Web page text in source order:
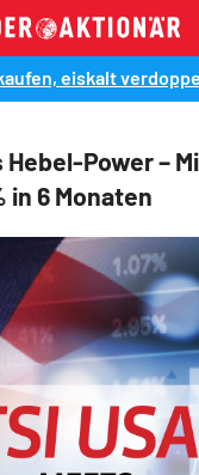
eiskalt
Power –
in 6 Monaten